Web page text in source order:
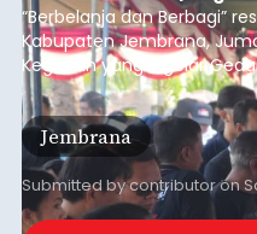
“Berbelanja dan Berbagi”
Kabupaten Jembrana,
Kegiatan yang digelar
Soekarno ini memadukan
ekonomi masyarakat
mendapat antusiasme
transaksi mencapai
Jembrana
Submitted bycontributoron